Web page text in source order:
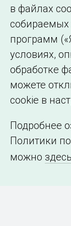
в файлах
собираемых
программ
условиях,
обработке
можете
cookie в
Подробнее
Политики
можно здесь